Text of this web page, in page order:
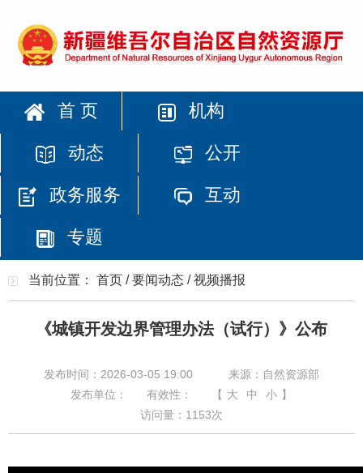
首 页 机构
动态 公开
政务服务 互动
专题
当前位置： 首页 /要闻动态 /视频播报
《城镇开发边界管理办法（试行）》公布
发布时间：2026-03-05 19:00
来源：自然资源部
发布单位：
有效性： 【 大 中 小 】
访问量： 1153次